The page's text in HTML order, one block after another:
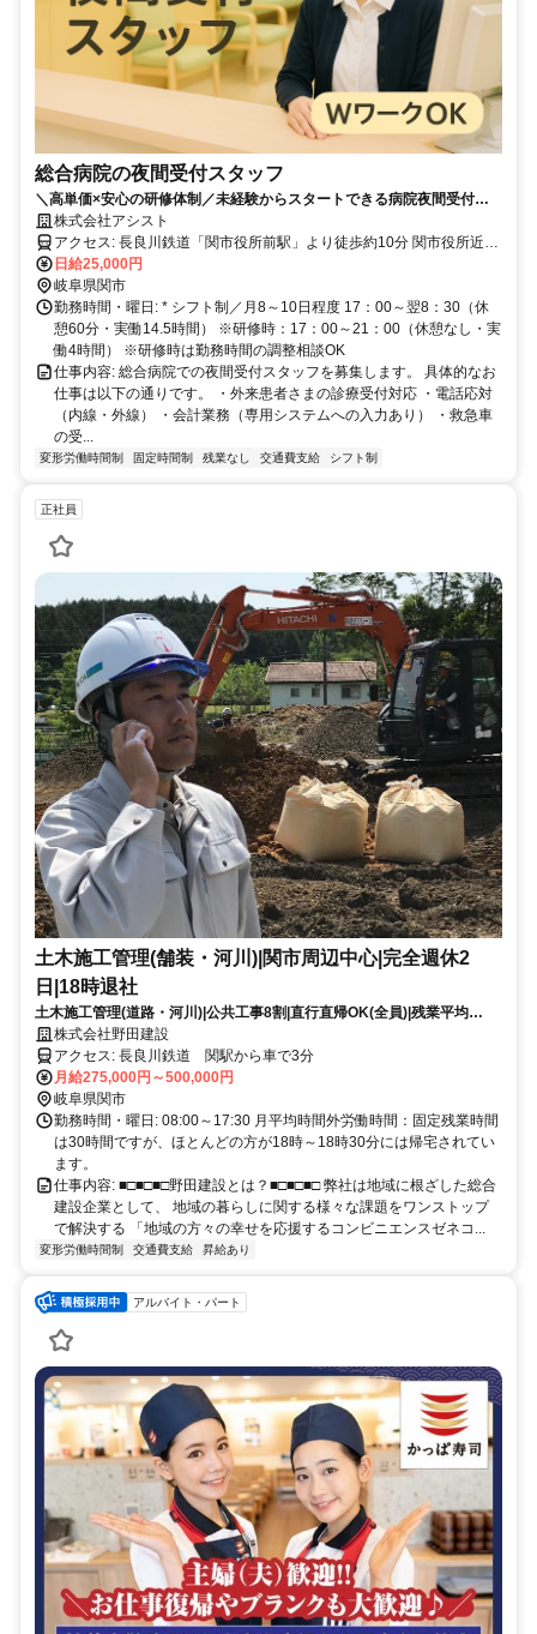
総合病院の夜間受付スタッフ
＼高単価×安心の研修体制／未経験からスタートできる病院夜間受付の
お仕事！
株式会社アシスト
アクセス: 長良川鉄道「関市役所前駅」より徒歩約10分 関市役所近く
関インターから車で10分 マイカー通勤OK（駐車場あり）
日給25,000円
岐阜県関市
勤務時間・曜日: * シフト制／月8～10日程度 17：00～翌8：30（休
憩60分・実働14.5時間） ※研修時：17：00～21：00（休憩なし・実
働4時間） ※研修時は勤務時間の調整相談OK
仕事内容: 総合病院での夜間受付スタッフを募集します。 具体的なお
仕事は以下の通りです。 ・外来患者さまの診療受付対応 ・電話応対
（内線・外線） ・会計業務（専用システムへの入力あり） ・救急車
の受...
変形労働時間制 固定時間制 残業なし 交通費支給 シフト制
正社員
土木施工管理(舗装・河川)|関市周辺中心|完全週休2
日|18時退社
土木施工管理(道路・河川)|公共工事8割|直行直帰OK(全員)|残業平均
15h(直近3ヶ月)|転勤なし(転居なし)・U/Iターン歓迎|関市拠点(岐阜・愛
知近郊)|年収420〜620万円+手当|例:35歳・1級 560万円
株式会社野田建設
アクセス: 長良川鉄道 関駅から車で3分
月給275,000円～500,000円
岐阜県関市
勤務時間・曜日: 08:00～17:30 月平均時間外労働時間：固定残業時間
は30時間ですが、ほとんどの方が18時～18時30分には帰宅されてい
ます。
仕事内容: ■□■□■□野田建設とは？■□■□■□ 弊社は地域に根ざした総合
建設企業として、 地域の暮らしに関する様々な課題をワンストップ
で解決する 「地域の方々の幸せを応援するコンビニエンスゼネコ...
変形労働時間制 交通費支給 昇給あり
アルバイト・パート